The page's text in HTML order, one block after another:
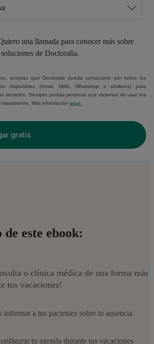
una llamada para conocer más sobre
de Doctoralia.
aceptas que Doctoralia pueda contactarte por todos los
disponibles (email, SMS, WhatsApp o similares) para
servicios. Siempre podrás pedirnos que dejemos de usar tus
tratamiento. Más información aquí.
este ebook:
o clínica médica de una forma más
tus vacaciones!
informar a tus pacientes sobre tu ausencia
tu agenda durante tus vacaciones